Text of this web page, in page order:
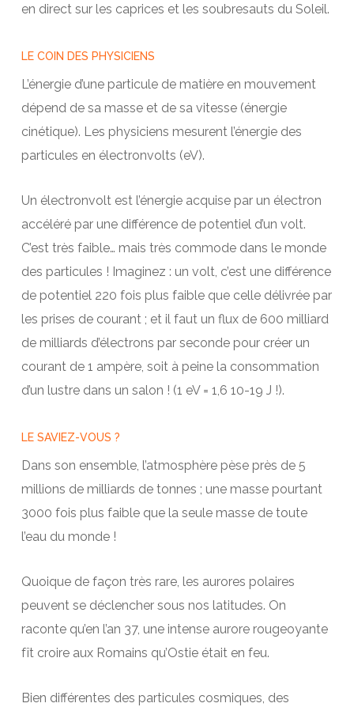
en direct sur les caprices et les soubresauts du Soleil.
LE COIN DES PHYSICIENS
L’énergie d’une particule de matière en mouvement
dépend de sa masse et de sa vitesse (énergie
cinétique). Les physiciens mesurent l’énergie des
particules en électronvolts (eV).
Un électronvolt est l’énergie acquise par un électron
accéléré par une différence de potentiel d’un volt.
C’est très faible… mais très commode dans le monde
des particules ! Imaginez : un volt, c’est une différence
de potentiel 220 fois plus faible que celle délivrée par
les prises de courant ; et il faut un flux de 600 milliard
de milliards d’électrons par seconde pour créer un
courant de 1 ampère, soit à peine la consommation
d’un lustre dans un salon ! (1 eV = 1,6 10-19 J !).
LE SAVIEZ-VOUS ?
Dans son ensemble, l’atmosphère pèse près de 5
millions de milliards de tonnes ; une masse pourtant
3000 fois plus faible que la seule masse de toute
l’eau du monde !
Quoique de façon très rare, les aurores polaires
peuvent se déclencher sous nos latitudes. On
raconte qu’en l’an 37, une intense aurore rougeoyante
fît croire aux Romains qu’Ostie était en feu.
Bien différentes des particules cosmiques, des